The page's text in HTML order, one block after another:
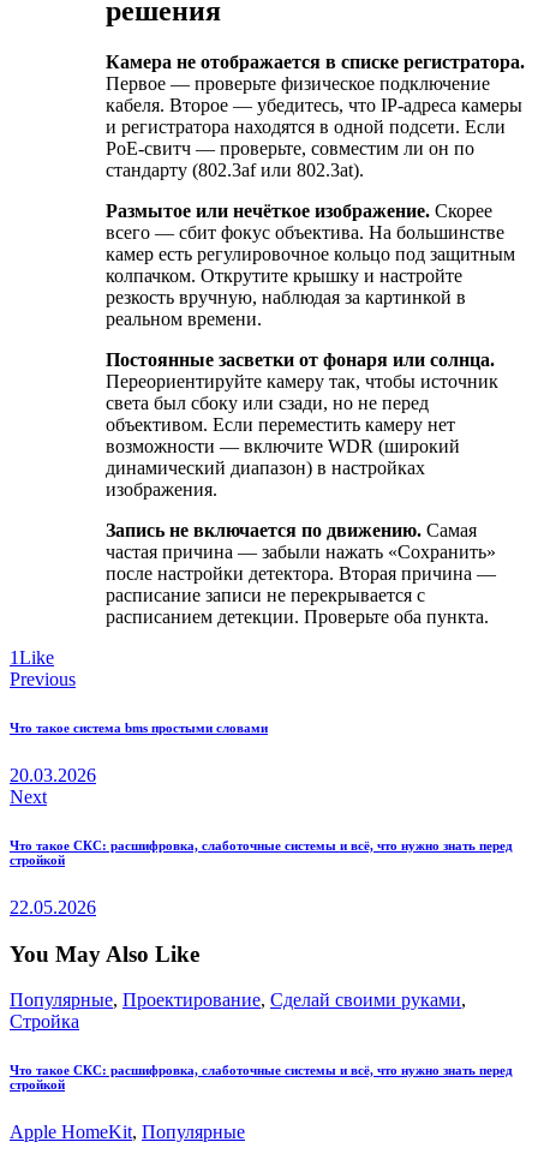
решения
Камера не отображается в списке регистратора.
Первое — проверьте физическое подключение
кабеля. Второе — убедитесь, что IP-адреса камеры
и регистратора находятся в одной подсети. Если
PoE-свитч — проверьте, совместим ли он по
стандарту (802.3af или 802.3at).
Размытое или нечёткое изображение. Скорее
всего — сбит фокус объектива. На большинстве
камер есть регулировочное кольцо под защитным
колпачком. Открутите крышку и настройте
резкость вручную, наблюдая за картинкой в
реальном времени.
Постоянные засветки от фонаря или солнца.
Переориентируйте камеру так, чтобы источник
света был сбоку или сзади, но не перед
объективом. Если переместить камеру нет
возможности — включите WDR (широкий
динамический диапазон) в настройках
изображения.
Запись не включается по движению. Самая
частая причина — забыли нажать «Сохранить»
после настройки детектора. Вторая причина —
расписание записи не перекрывается с
расписанием детекции. Проверьте оба пункта.
1Like
Навигация
по
Previous
Что такое система bms простыми словами
20.03.2026
Next
Что такое СКС: расшифровка, слаботочные системы и всё, что нужно знать перед
стройкой
22.05.2026
You May Also Like
Популярные, Проектирование, Сделай своими руками,
Стройка
Что такое СКС: расшифровка, слаботочные системы и всё, что нужно знать перед
стройкой
Apple HomeKit, Популярные